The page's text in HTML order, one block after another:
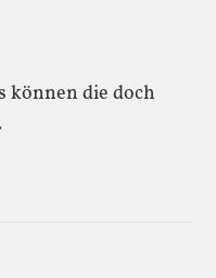
können die doch